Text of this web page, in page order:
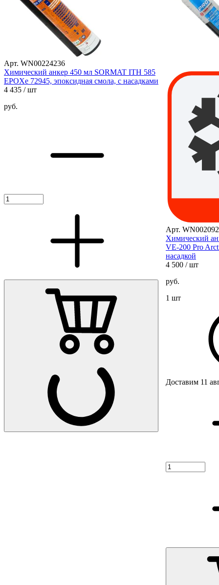
Арт. WN00224236
Химический анкер 450 мл SORMAT ITH 585
EPOXe 72945, эпоксидная смола, с насадками
4 435 / шт
руб.
Арт.
Химический
VE-200 Pro
насадкой
4 500 / шт
руб.
1 шт
Доставим 11